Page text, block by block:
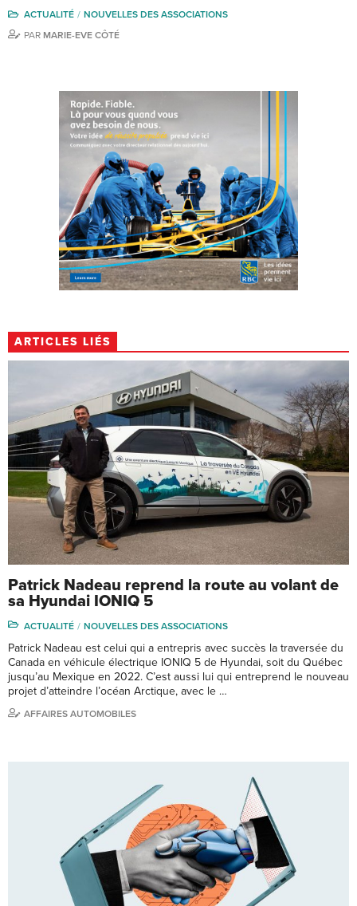
ACTUALITÉ
NOUVELLES DES ASSOCIATIONS
PAR MARIE-EVE CÔTÉ
ARTICLES LIÉS
Patrick Nadeau reprend la route au volant de
sa Hyundai IONIQ 5
ACTUALITÉ NOUVELLES DES ASSOCIATIONS
Patrick Nadeau est celui qui a entrepris avec succès la traversée du
Canada en véhicule électrique IONIQ 5 de Hyundai, soit du Québec
jusqu’au Mexique en 2022. C’est aussi lui qui entreprend le nouveau
projet d’atteindre l’océan Arctique, avec le …
AFFAIRES AUTOMOBILES